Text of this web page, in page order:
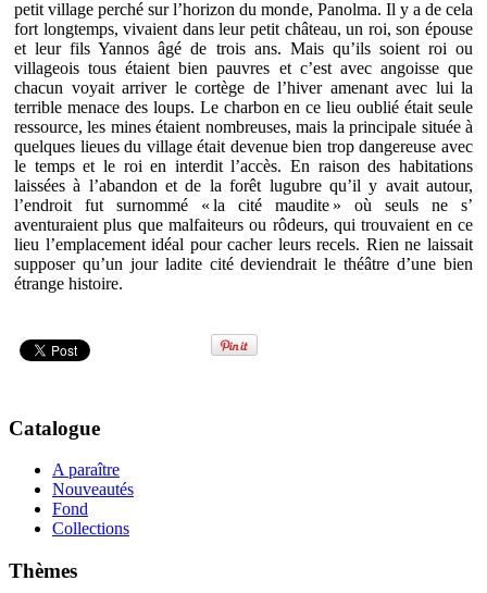
petit village perché sur l’horizon du monde, Panolma. Il y a de cela
fort longtemps, vivaient dans leur petit château, un roi, son épouse
et leur fils Yannos âgé de trois ans. Mais qu’ils soient roi ou
villageois tous étaient bien pauvres et c’est avec angoisse que
chacun voyait arriver le cortège de l’hiver amenant avec lui la
terrible menace des loups. Le charbon en ce lieu oublié était seule
ressource, les mines étaient nombreuses, mais la principale située à
quelques lieues du village était devenue bien trop dangereuse avec
le temps et le roi en interdit l’accès. En raison des habitations
laissées à l’abandon et de la forêt lugubre qu’il y avait autour,
l’endroit fut surnommé « la cité maudite » où seuls ne s’
aventuraient plus que malfaiteurs ou rôdeurs, qui trouvaient en ce
lieu l’emplacement idéal pour cacher leurs recels. Rien ne laissait
supposer qu’un jour ladite cité deviendrait le théâtre d’une bien
étrange histoire.
Catalogue
A paraître
Nouveautés
Fond
Collections
Thèmes